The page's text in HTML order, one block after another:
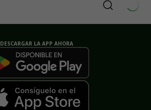
DESCARGAR LA APP AHORA